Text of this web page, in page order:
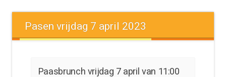
Pasen vrijdag 7 april 2023
Paasbrunch vrijdag 7 april van 11:00